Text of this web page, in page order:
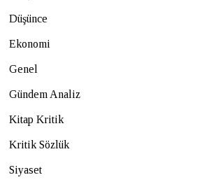
Düşünce
Ekonomi
Genel
Gündem Analiz
Kitap Kritik
Kritik Sözlük
Siyaset